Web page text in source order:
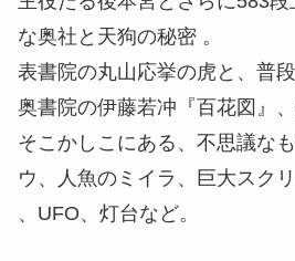
な奥社と天狗の秘密 。
表書院の丸山応挙の虎と、普
奥書院の伊藤若冲『百花図』
そこかしこにある、不思議な
ウ、人魚のミイラ、巨大スク
、UFO、灯台など。